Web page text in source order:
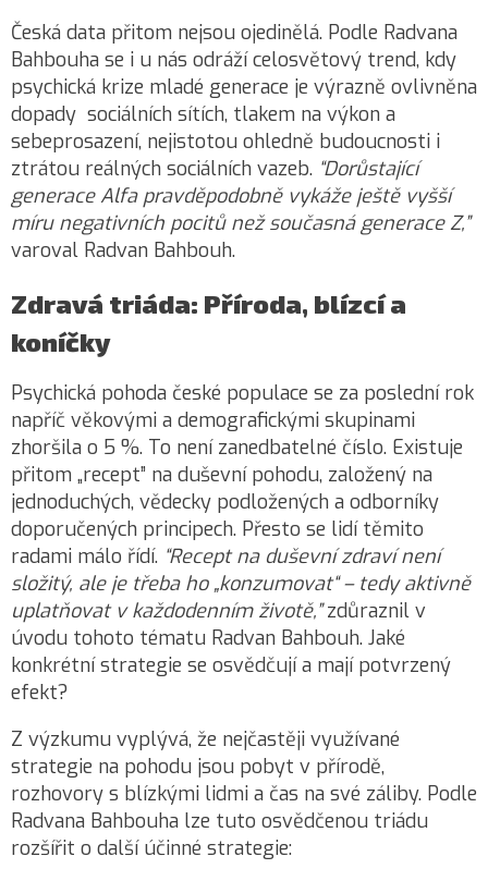
Česká data přitom nejsou ojedinělá. Podle Radvana
Bahbouha se i u nás odráží celosvětový trend, kdy
psychická krize mladé generace je výrazně ovlivněna
dopady sociálních sítích, tlakem na výkon a
sebeprosazení, nejistotou ohledně budoucnosti i
ztrátou reálných sociálních vazeb. “Dorůstající
generace Alfa pravděpodobně vykáže ještě vyšší
míru negativních pocitů než současná generace Z,”
varoval Radvan Bahbouh.
Zdravá triáda: Příroda, blízcí a
koníčky
Psychická pohoda české populace se za poslední rok
napříč věkovými a demografickými skupinami
zhoršila o 5 %. To není zanedbatelné číslo. Existuje
přitom „recept” na duševní pohodu, založený na
jednoduchých, vědecky podložených a odborníky
doporučených principech. Přesto se lidí těmito
radami málo řídí. “Recept na duševní zdraví není
složitý, ale je třeba ho „konzumovat“ – tedy aktivně
uplatňovat v každodenním životě,”zdůraznil v
úvodu tohoto tématu Radvan Bahbouh. Jaké
konkrétní strategie se osvědčují a mají potvrzený
efekt?
Z výzkumu vyplývá, že nejčastěji využívané
strategie na pohodu jsou pobyt v přírodě,
rozhovory s blízkými lidmi a čas na své záliby. Podle
Radvana Bahbouha lze tuto osvědčenou triádu
rozšířit o další účinné strategie: